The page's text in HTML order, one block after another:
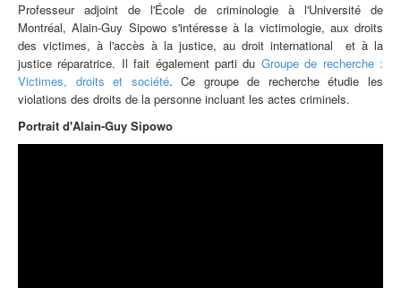
Professeur adjoint de l'École de criminologie à l'Université de
Montréal, Alain-Guy Sipowo s'intéresse à la victimologie, aux droits
des victimes, à l'accès à la justice, au droit international
et à la
justice réparatrice. Il fait également parti du Groupe de recherche :
Victimes, droits et société. Ce groupe de recherche étudieles
violations des droits de la personne incluant les actes criminels.
Portrait d'Alain-Guy Sipowo